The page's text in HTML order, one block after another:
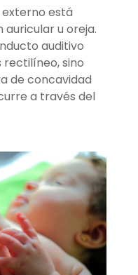
está
u oreja.
auditivo
rectilíneo, sino
de concavidad
a través del